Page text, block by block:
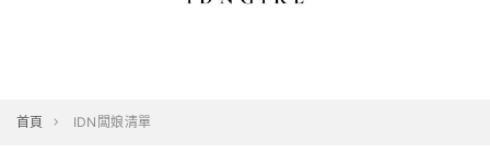
首頁 IDN闆娘清單